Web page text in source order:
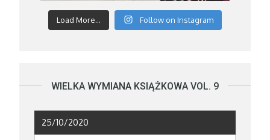
Load More... Follow on Instagram
WIELKA WYMIANA KSIĄŻKOWA VOL. 9
25/10/2020